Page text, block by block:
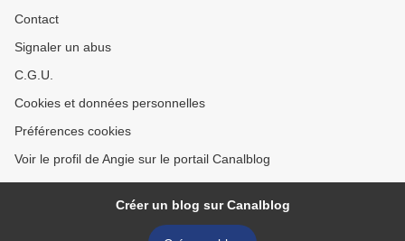
Contact
Signaler un abus
C.G.U.
Cookies et données personnelles
Préférences cookies
Voir le profil de Angie sur le portail Canalblog
Créer un blog sur Canalblog